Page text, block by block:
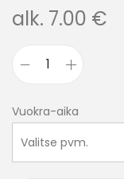
alk. 7.00 €
Vuokra-aika